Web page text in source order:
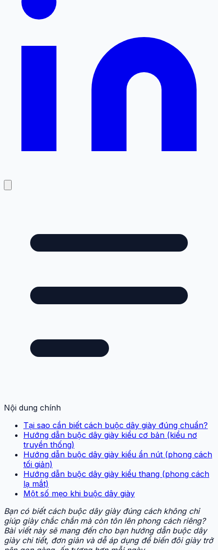
Nội dung chính
Tại sao cần biết cách buộc dây giày đúng chuẩn?
Hướng dẫn buộc dây giày kiểu cơ bản (kiểu nơ
truyền thống)
Hướng dẫn buộc dây giày kiểu ẩn nút (phong cách
tối giản)
Hướng dẫn buộc dây giày kiểu thang (phong cách
lạ mắt)
Một số mẹo khi buộc dây giày
Bạn có biết cách buộc dây giày đúng cách không chỉ
giúp giày chắc chắn mà còn tôn lên phong cách riêng?
Bài viết này sẽ mang đến cho bạn hướng dẫn buộc dây
giày chi tiết, đơn giản và dễ áp dụng để biến đôi giày trở